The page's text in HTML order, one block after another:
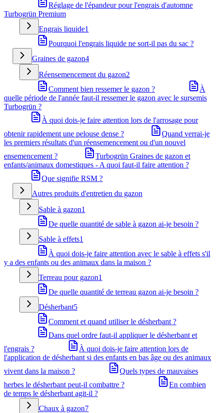
Réglage de l'épandeur pour l'engrais d'automne
Turbogrün Premium
Engrais liquide1
Pourquoi l'engrais liquide ne sort-il pas du sac ?
Graines de gazon4
Réensemencement du gazon2
Comment bien ressemer le gazon ?
À
quelle période de l'année faut-il ressemer le gazon avec le sursemis
Turbogrün ?
À quoi dois-je faire attention lors de l'arrosage pour
obtenir rapidement une pelouse dense ?
Quand verrai-je
les premiers résultats d'un réensemencement ou d'un nouvel
ensemencement ?
Turbogrün Graines de gazon et
enfants/animaux domestiques - A quoi faut-il faire attention ?
Que signifie RSM ?
Autres produits d'entretien du gazon
Sable à gazon1
De quelle quantité de sable à gazon ai-je besoin ?
Sable à effets1
À quoi dois-je faire attention avec le sable à effets s'il
y a des enfants ou des animaux dans la maison ?
Terreau pour gazon1
De quelle quantité de terreau gazon ai-je besoin ?
Désherbant5
Comment et quand utiliser le désherbant ?
Dans quel ordre faut-il appliquer le désherbant et
l'engrais ?
À quoi dois-je faire attention lors de
l'application de désherbant si des enfants en bas âge ou des animaux
vivent dans la maison ?
Quels types de mauvaises
herbes le désherbant peut-il combattre ?
En combien
de temps le désherbant agit-il ?
Chaux à gazon7